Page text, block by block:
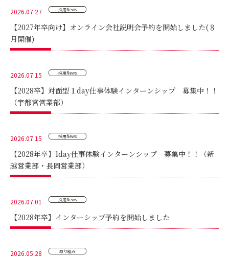
2026.07.27 採用News
【2027年卒向け】オンライン会社説明会予約を開始しました(８
月開催)
2026.07.15 採用News
【2028卒】対面型１day仕事体験インターンシップ 募集中！！
（宇都宮営業部）
2026.07.15 採用News
【2028年卒】1day仕事体験インターンシップ 募集中！！（新
越営業部・長岡営業部）
2026.07.01 採用News
【2028年卒】インターシップ予約を開始しました
2026.05.28 取り組み